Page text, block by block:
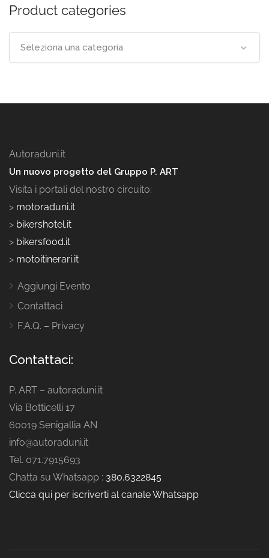
Product categories
Seleziona una categoria
Autoraduni.it
Un nuovo progetto del Gruppo P. ART
Visita i portali del nostro circuito:
> motoraduni.it
> bikershotel.it
> bikersfood.it
> motoitinerari.it
Aggiungi Evento
Contattaci
F.A.Q. – Privacy
Contattaci:
P. ART – autoraduni.it
Via Botticelli 17
60019 Senigallia AN
info@autoraduni.it
Tel. 071.7915693
Chatta su Whatsapp : 380.6322845
Clicca qui per iscriverti al canale Whatsapp